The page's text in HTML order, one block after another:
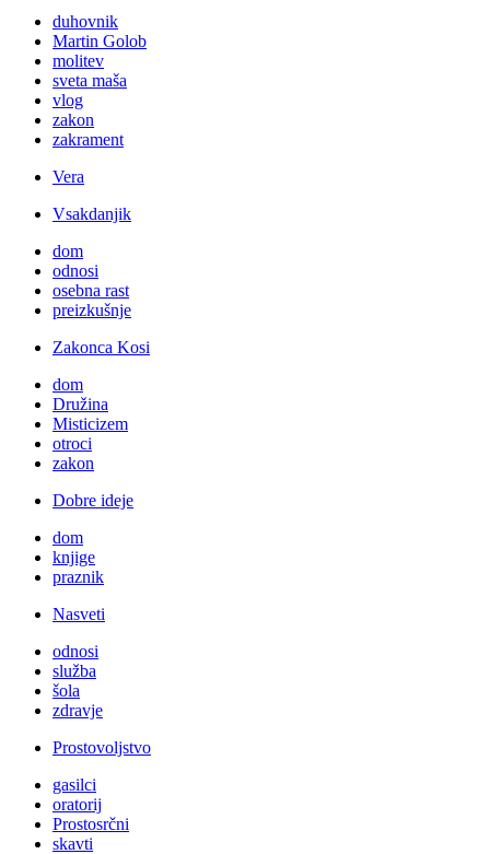
duhovnik
Martin Golob
molitev
sveta maša
vlog
zakon
zakrament
Vera
Vsakdanjik
dom
odnosi
osebna rast
preizkušnje
Zakonca Kosi
dom
Družina
Misticizem
otroci
zakon
Dobre ideje
dom
knjige
praznik
Nasveti
odnosi
služba
šola
zdravje
Prostovoljstvo
gasilci
oratorij
Prostosrčni
skavti